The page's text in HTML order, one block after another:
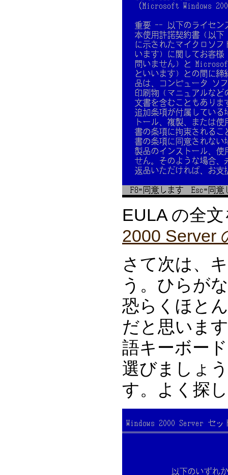
EULA の全
2000 Server
さて次は、
う。ひらが
恐らくほと
だと思いま
語キーボー
選びましょ
す。よく探